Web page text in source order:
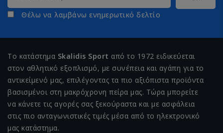
Θέλω να λαμβάνω ενημερωτικό δελτίο
Το κατάστημα Skalidis Sport από το 1972 ειδικεύεται
στον αθλητικό εξοπλισμό, με συνέπεια και αγάπη για το
αντικείμενό μας, επιλέγοντας τα πιο αξιόπιστα προϊόντα
βασισμένοι στη μακρόχρονη πείρα μας. Τώρα μπορείτε
να κάνετε τις αγορές σας ξεκούραστα και με ασφάλεια
στις πιο ανταγωνιστικές τιμές μέσα από το ηλεκτρονικό
μας κατάστημα.